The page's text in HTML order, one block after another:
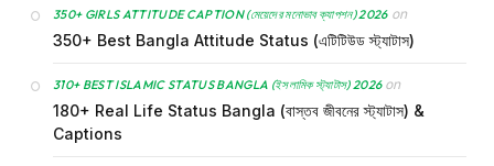
350+ GIRLS ATTITUDE CAPTION (মেয়েদের মনোভাব ক্যাপশন) 2026on
350+ Best Bangla Attitude Status (এটিটিউড স্ট্যাটাস)
310+ BEST ISLAMIC STATUS BANGLA (ইসলামিক স্ট্যাটাস) 2026on
180+ Real Life Status Bangla (বাস্তব জীবনের স্ট্যাটাস) &
Captions